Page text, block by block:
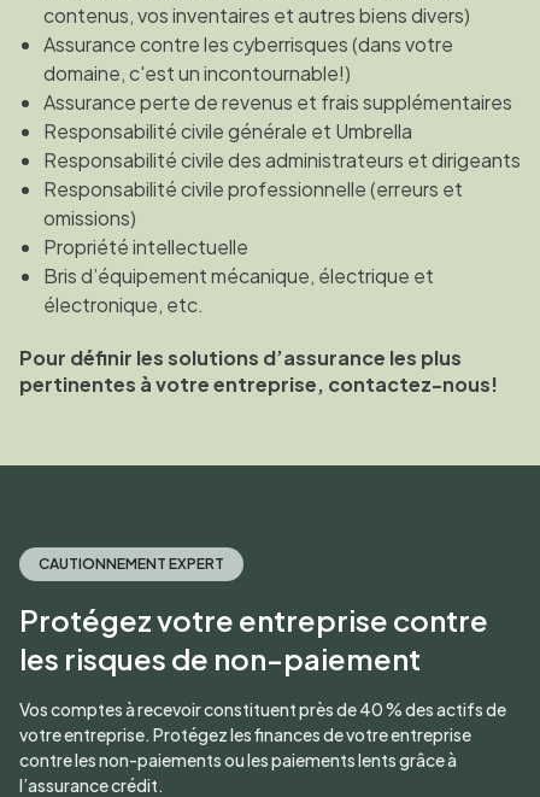
contenus, vos inventaires et autres biens divers)
Assurance contre les cyberrisques (dans votre
domaine, c'est un incontournable!)
Assurance perte de revenus et frais supplémentaires
Responsabilité civile générale et Umbrella
Responsabilité civile des administrateurs et dirigeants
Responsabilité civile professionnelle (erreurs et
omissions)
Propriété intellectuelle
Bris d’équipement mécanique, électrique et
électronique, etc.
Pour définir les solutions d’assurance les plus
pertinentes à votre entreprise, contactez-nous!
CAUTIONNEMENT EXPERT
Protégez votre entreprise contre
les risques de non-paiement
Vos comptes à recevoir constituent près de 40 % des actifs de
votre entreprise. Protégez les finances de votre entreprise
contre les non-paiements ou les paiements lents grâce à
l’assurance crédit.